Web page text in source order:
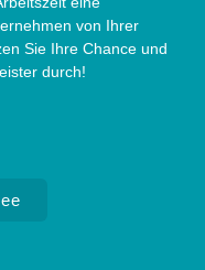
von Ihrer
Sie Ihre Chance und
durch!